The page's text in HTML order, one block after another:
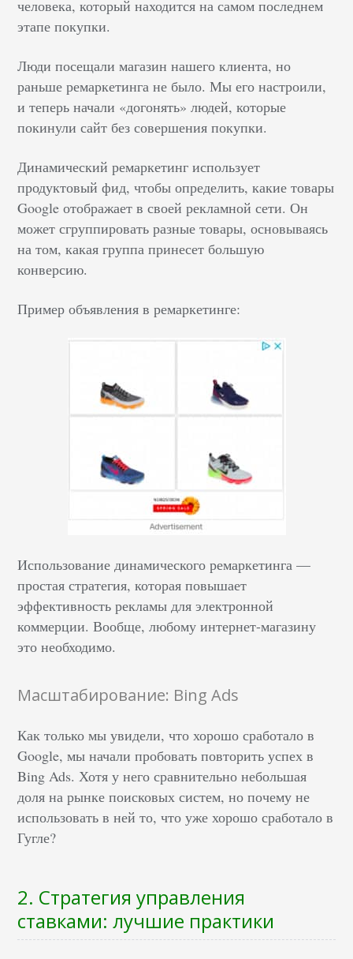
человека, который находится на самом последнем
этапе покупки.
Люди посещали магазин нашего клиента, но
раньше ремаркетинга не было. Мы его настроили,
и теперь начали «догонять» людей, которые
покинули сайт без совершения покупки.
Динамический ремаркетинг использует
продуктовый фид, чтобы определить, какие товары
Google отображает в своей рекламной сети. Он
может сгруппировать разные товары, основываясь
на том, какая группа принесет большую
конверсию.
Пример объявления в ремаркетинге:
Использование динамического ремаркетинга —
простая стратегия, которая повышает
эффективность рекламы для электронной
коммерции. Вообще, любому интернет-магазину
это необходимо.
Масштабирование: Bing Ads
Как только мы увидели, что хорошо сработало в
Google, мы начали пробовать повторить успех в
Bing Ads. Хотя у него сравнительно небольшая
доля на рынке поисковых систем, но почему не
использовать в ней то, что уже хорошо сработало в
Гугле?
2. Стратегия управления
ставками: лучшие практики